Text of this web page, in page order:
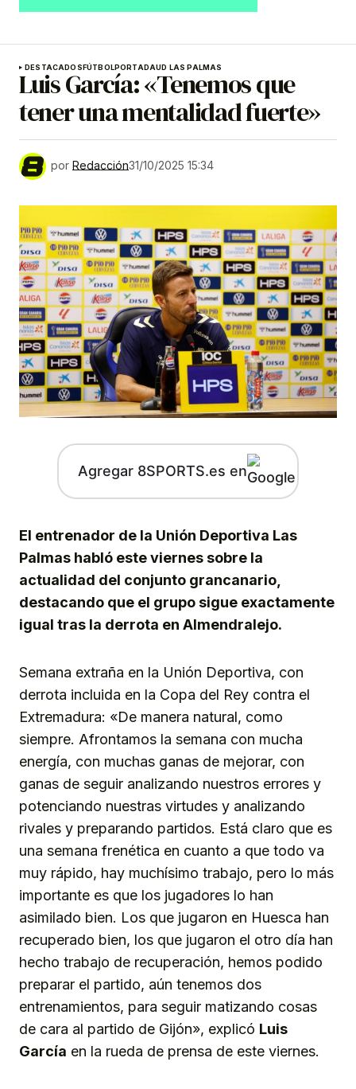
DESTACADOSFÚTBOLPORTADAUD LAS PALMAS
Luis García: «Tenemos que
tener una mentalidad fuerte»
por Redacción31/10/2025 15:34
Agregar 8SPORTS.es en
El entrenador de la Unión Deportiva Las
Palmas habló este viernes sobre la
actualidad del conjunto grancanario,
destacando que el grupo sigue exactamente
igual tras la derrota en Almendralejo.
Semana extraña en la Unión Deportiva, con
derrota incluida en la Copa del Rey contra el
Extremadura: «De manera natural, como
siempre. Afrontamos la semana con mucha
energía, con muchas ganas de mejorar, con
ganas de seguir analizando nuestros errores y
potenciando nuestras virtudes y analizando
rivales y preparando partidos. Está claro que es
una semana frenética en cuanto a que todo va
muy rápido, hay muchísimo trabajo, pero lo más
importante es que los jugadores lo han
asimilado bien. Los que jugaron en Huesca han
recuperado bien, los que jugaron el otro día han
hecho trabajo de recuperación, hemos podido
preparar el partido, aún tenemos dos
entrenamientos, para seguir matizando cosas
de cara al partido de Gijón», explicó Luis
García en la rueda de prensa de este viernes.